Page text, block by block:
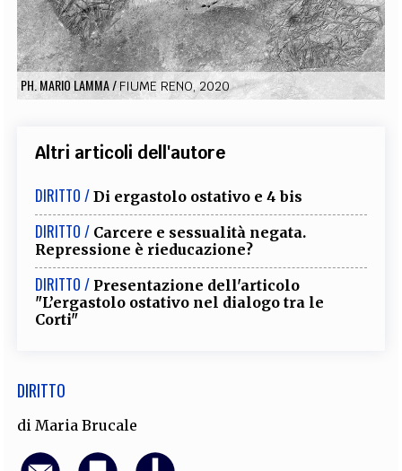
SOCIAL MEDIA
PH. MARIO LAMMA/ FIUME RENO, 2020
Altri articoli dell'autore
DIRITTO / Di ergastolo ostativo e 4 bis
DIRITTO / Carcere e sessualità negata.
Repressione è rieducazione?
DIRITTO / Presentazione dell'articolo
"L’ergastolo ostativo nel dialogo tra le
Corti"
DIRITTO
di Maria Brucale